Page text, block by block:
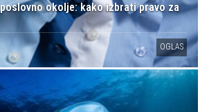
okolje: kako izbrati pravo za
OGLAS